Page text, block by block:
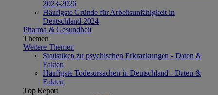
2023-2026
Häufigste Gründe für Arbeitsunfähigkeit in
Deutschland 2024
Pharma & Gesundheit
Themen
Weitere Themen
Statistiken zu psychischen Erkrankungen - Daten &
Fakten
Häufigste Todesursachen in Deutschland - Daten &
Fakten
Top Report